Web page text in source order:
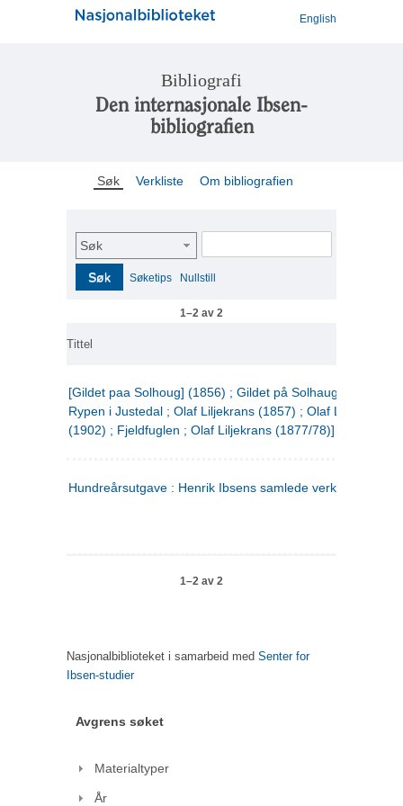
English
Bibliografi
Den internasjonale Ibsen-
bibliografien
Søk Verkliste Om bibliografien
Søk
Søk Søketips Nullstill
1–2 av 2
Tittel
[Gildet paa Solhoug] (1856) ; Gildet på Solhaug (1883) ;
Rypen i Justedal ; Olaf Liljekrans (1857) ; Olaf Liljekrans
(1902) ; Fjeldfuglen ; Olaf Liljekrans (1877/78)]
Hundreårsutgave : Henrik Ibsens samlede verker. 3
1–2 av 2
Nasjonalbiblioteket i samarbeid med Senter for
Ibsen-studier
Avgrens søket
Materialtyper
År